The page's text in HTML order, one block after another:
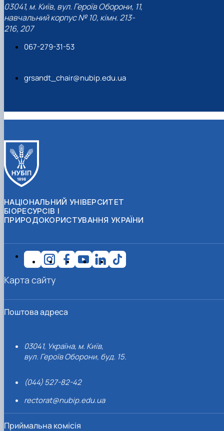
03041, м. Київ, вул. Героїв Оборони, 11,
навчальний корпус № 10, кімн. 213-
216, 207
067-279-31-53
grsandt_chair@nubip.edu.ua
НАЦІОНАЛЬНИЙ УНІВЕРСИТЕТ
БІОРЕСУРСІВ І
ПРИРОДОКОРИСТУВАННЯ УКРАЇНИ
Поштова адреса
03041, Україна, м. Київ,
вул. Героїв Оборони, буд. 15.
(044) 527-82-42
rectorat@nubip.edu.ua
Приймальна комісія
Карта сайту